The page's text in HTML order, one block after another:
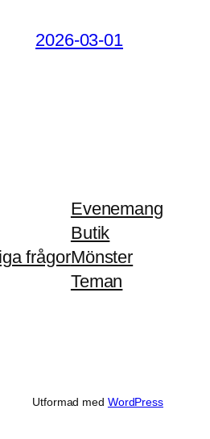
2026-03-01
frågor
Evenemang
Butik
Mönster
Teman
Utformad med WordPress